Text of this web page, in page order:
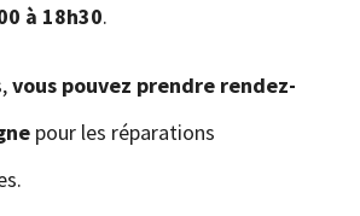
à 18h30.
vous pouvez prendre rendez-
pour les réparations